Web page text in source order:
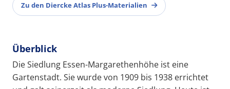
Zu den Diercke Atlas Plus-Materialien
Überblick
Die Siedlung Essen-Margarethenhöhe ist eine
Gartenstadt. Sie wurde von 1909 bis 1938 errichtet